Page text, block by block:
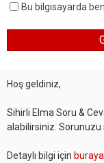
Bu bilgisayarda
Hoş geldiniz,
Sihirli Elma Soru &
alabilirsiniz. Sorunuzu
Detaylı bilgi için buraya